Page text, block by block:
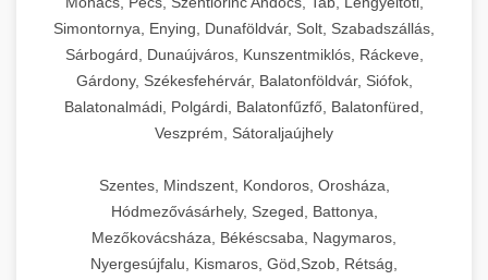
Simontornya, Enying, Dunaföldvár, Solt, Szabadszállás,
Sárbogárd, Dunaújváros, Kunszentmiklós, Ráckeve,
Gárdony, Székesfehérvár, Balatonföldvár, Siófok,
Balatonalmádi, Polgárdi, Balatonfűzfő, Balatonfüred,
Veszprém, Sátoraljaújhely
Szentes, Mindszent, Kondoros, Orosháza,
Hódmezővásárhely, Szeged, Battonya,
Mezőkovácsháza, Békéscsaba, Nagymaros,
Nyergesújfalu, Kismaros, Göd,Szob, Rétság,